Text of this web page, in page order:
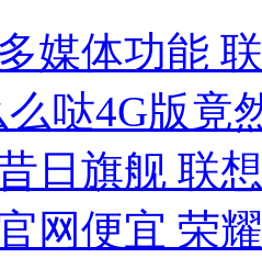
媒体功能
哒4G版竟
日旗舰 联
网便宜 荣